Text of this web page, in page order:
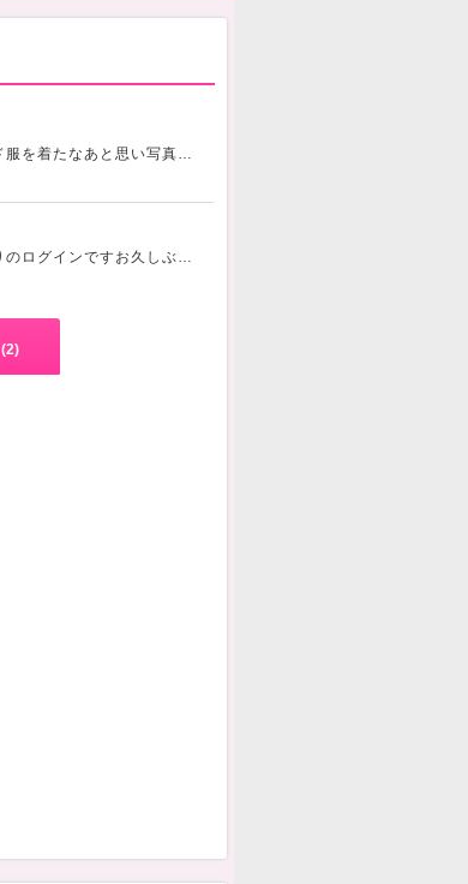
とっっっってもむかしにメイド服を着たなあと思い写真を発掘しました
めっっっっっっっちゃ久しぶりのログインですお久しぶりの方も初めましての方もいらっしゃるかと思いますので改めて自己紹介をさせていただきます！ゆうきと申します
(2)